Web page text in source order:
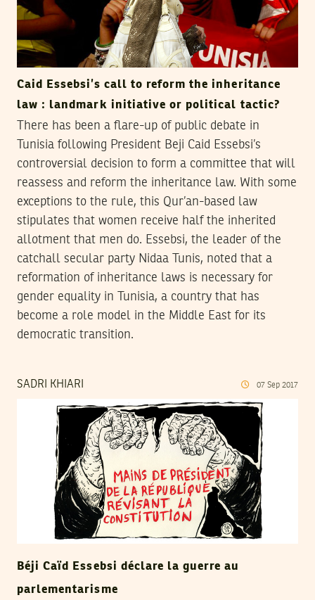
Caid Essebsi’s call to reform the inheritance
law : landmark initiative or political tactic?
There has been a flare-up of public debate in
Tunisia following President Beji Caid Essebsi’s
controversial decision to form a committee that will
reassess and reform the inheritance law. With some
exceptions to the rule, this Qur’an-based law
stipulates that women receive half the inherited
allotment that men do. Essebsi, the leader of the
catchall secular party Nidaa Tunis, noted that a
reformation of inheritance laws is necessary for
gender equality in Tunisia, a country that has
become a role model in the Middle East for its
democratic transition.
SADRI KHIARI 07 Sep 2017
Béji Caïd Essebsi déclare la guerre au
parlementarisme